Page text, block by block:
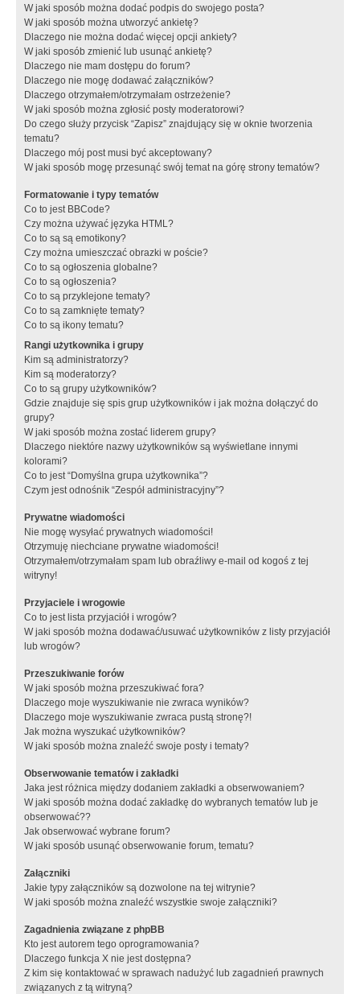
W jaki sposób można dodać podpis do swojego posta?
W jaki sposób można utworzyć ankietę?
Dlaczego nie można dodać więcej opcji ankiety?
W jaki sposób zmienić lub usunąć ankietę?
Dlaczego nie mam dostępu do forum?
Dlaczego nie mogę dodawać załączników?
Dlaczego otrzymałem/otrzymałam ostrzeżenie?
W jaki sposób można zgłosić posty moderatorowi?
Do czego służy przycisk “Zapisz” znajdujący się w oknie tworzenia
tematu?
Dlaczego mój post musi być akceptowany?
W jaki sposób mogę przesunąć swój temat na górę strony tematów?
Formatowanie i typy tematów
Co to jest BBCode?
Czy można używać języka HTML?
Co to są są emotikony?
Czy można umieszczać obrazki w poście?
Co to są ogłoszenia globalne?
Co to są ogłoszenia?
Co to są przyklejone tematy?
Co to są zamknięte tematy?
Co to są ikony tematu?
Rangi użytkownika i grupy
Kim są administratorzy?
Kim są moderatorzy?
Co to są grupy użytkowników?
Gdzie znajduje się spis grup użytkowników i jak można dołączyć do
grupy?
W jaki sposób można zostać liderem grupy?
Dlaczego niektóre nazwy użytkowników są wyświetlane innymi
kolorami?
Co to jest “Domyślna grupa użytkownika”?
Czym jest odnośnik “Zespół administracyjny”?
Prywatne wiadomości
Nie mogę wysyłać prywatnych wiadomości!
Otrzymuję niechciane prywatne wiadomości!
Otrzymałem/otrzymałam spam lub obraźliwy e-mail od kogoś z tej
witryny!
Przyjaciele i wrogowie
Co to jest lista przyjaciół i wrogów?
W jaki sposób można dodawać/usuwać użytkowników z listy przyjaciół
lub wrogów?
Przeszukiwanie forów
W jaki sposób można przeszukiwać fora?
Dlaczego moje wyszukiwanie nie zwraca wyników?
Dlaczego moje wyszukiwanie zwraca pustą stronę?!
Jak można wyszukać użytkowników?
W jaki sposób można znaleźć swoje posty i tematy?
Obserwowanie tematów i zakładki
Jaka jest różnica między dodaniem zakładki a obserwowaniem?
W jaki sposób można dodać zakładkę do wybranych tematów lub je
obserwować??
Jak obserwować wybrane forum?
W jaki sposób usunąć obserwowanie forum, tematu?
Załączniki
Jakie typy załączników są dozwolone na tej witrynie?
W jaki sposób można znaleźć wszystkie swoje załączniki?
Zagadnienia związane z phpBB
Kto jest autorem tego oprogramowania?
Dlaczego funkcja X nie jest dostępna?
Z kim się kontaktować w sprawach nadużyć lub zagadnień prawnych
związanych z tą witryną?